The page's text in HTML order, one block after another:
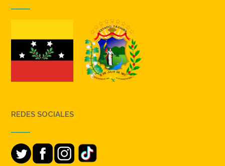
REDES SOCIALES